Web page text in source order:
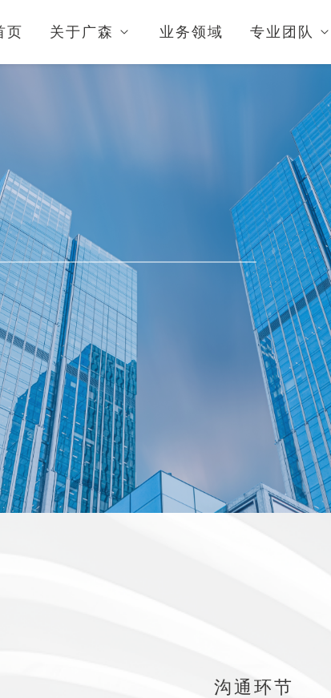
页 关于广森 业务领域 专业团队
沟通环节